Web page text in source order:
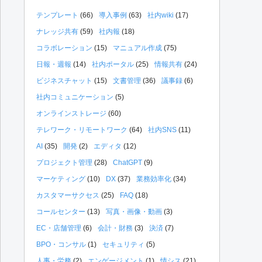
テンプレート (66) 導入事例 (63) 社内wiki (17)
ナレッジ共有 (59) 社内報 (18)
コラボレーション (15) マニュアル作成 (75)
日報・週報 (14) 社内ポータル (25) 情報共有 (24)
ビジネスチャット (15) 文書管理 (36) 議事録 (6)
社内コミュニケーション (5)
オンラインストレージ (60)
テレワーク・リモートワーク (64) 社内SNS (11)
AI (35) 開発 (2) エディタ (12)
プロジェクト管理 (28) ChatGPT (9)
マーケティング (10) DX (37) 業務効率化 (34)
カスタマーサクセス (25) FAQ (18)
コールセンター (13) 写真・画像・動画 (3)
EC・店舗管理 (6) 会計・財務 (3) 決済 (7)
BPO・コンサル (1) セキュリティ (5)